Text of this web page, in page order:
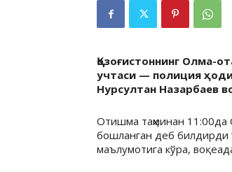
Қозоғистоннинг Олма-
учтаси — полиция
Нурсултан Назарбаев
Отишма таҳминан
бошланган деб билдирди
маълумотига кўра,